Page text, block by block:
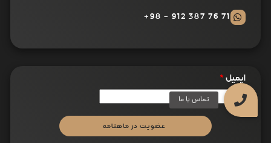
71 76 387 912 - 98+
ایمیل *
عضویت در ماهنامه